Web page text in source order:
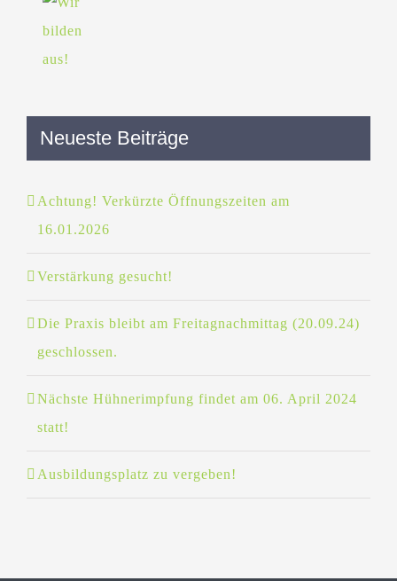
Neueste Beiträge
Achtung! Verkürzte Öffnungszeiten am
16.01.2026
Verstärkung gesucht!
Die Praxis bleibt am Freitagnachmittag (20.09.24)
geschlossen.
Nächste Hühnerimpfung findet am 06. April 2024
statt!
Ausbildungsplatz zu vergeben!